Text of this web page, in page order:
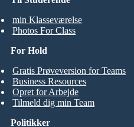
min Klasseværelse
Photos For Class
For Hold
Gratis Prøveversion for Teams
Business Resources
Opret for Arbejde
Tilmeld dig min Team
Politikker